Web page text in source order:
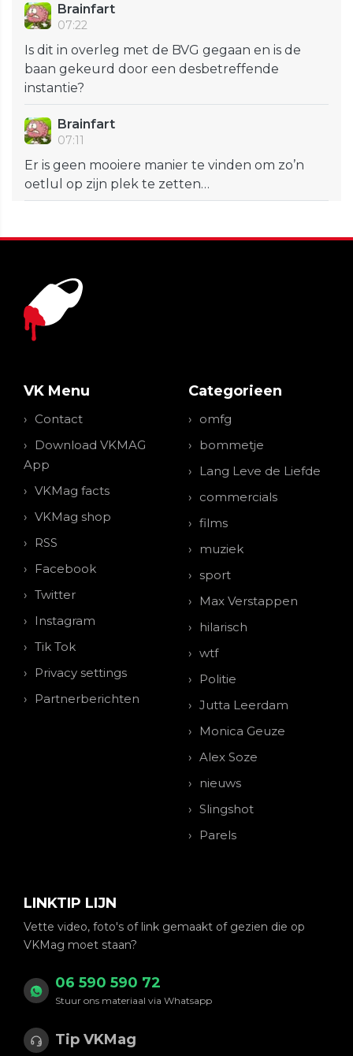
Brainfart
07:22
Is dit in overleg met de BVG gegaan en is de
baan gekeurd door een desbetreffende
instantie?
Brainfart
07:11
Er is geen mooiere manier te vinden om zo’n
oetlul op zijn plek te zetten…
VK Menu
Contact
Download VKMAG
App
VKMag facts
VKMag shop
RSS
Facebook
Twitter
Instagram
Tik Tok
Privacy settings
Partnerberichten
Categorieen
omfg
bommetje
Lang Leve de Liefde
commercials
films
muziek
sport
Max Verstappen
hilarisch
wtf
Politie
Jutta Leerdam
Monica Geuze
Alex Soze
nieuws
Slingshot
Parels
LINKTIP LIJN
Vette video, foto's of link gemaakt of gezien die op
VKMag moet staan?
06 590 590 72
Stuur ons materiaal via Whatsapp
Tip VKMag